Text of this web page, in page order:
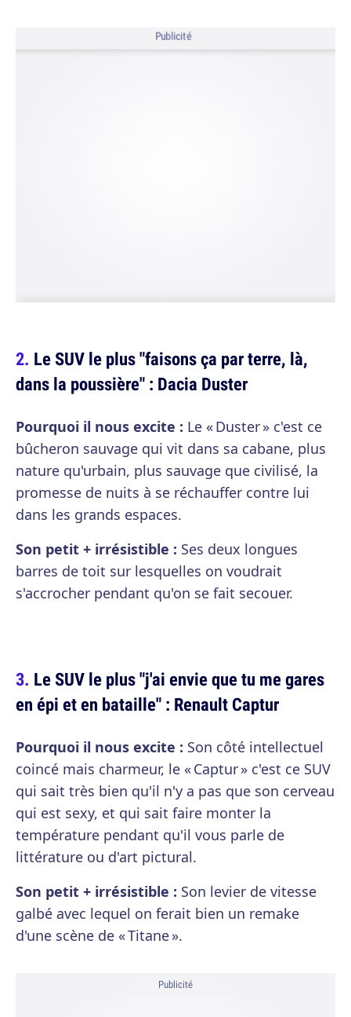
Publicité
Le SUV le plus "faisons ça par terre, là,
dans la poussière" : Dacia Duster
Pourquoi il nous excite : Le « Duster » c'est ce
bûcheron sauvage qui vit dans sa cabane, plus
nature qu'urbain, plus sauvage que civilisé, la
promesse de nuits à se réchauffer contre lui
dans les grands espaces.
Son petit + irrésistible : Ses deux longues
barres de toit sur lesquelles on voudrait
s'accrocher pendant qu'on se fait secouer.
Le SUV le plus "j'ai envie que tu me gares
en épi et en bataille" : Renault Captur
Pourquoi il nous excite : Son côté intellectuel
coincé mais charmeur, le « Captur » c'est ce SUV
qui sait très bien qu'il n'y a pas que son cerveau
qui est sexy, et qui sait faire monter la
température pendant qu'il vous parle de
littérature ou d'art pictural.
Son petit + irrésistible : Son levier de vitesse
galbé avec lequel on ferait bien un remake
d'une scène de « Titane ».
Publicité